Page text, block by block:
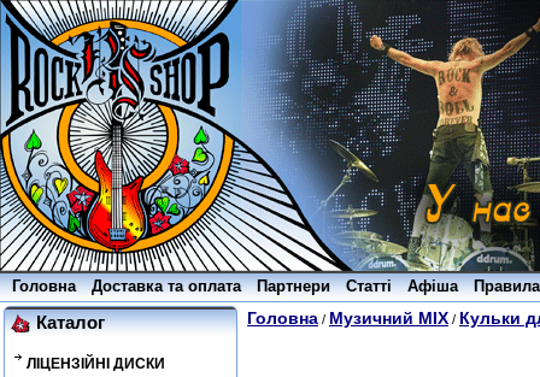
Головна Доставка та оплата Партнери Статті Афіша
Каталог
ЛІЦЕНЗІЙНІ ДИСКИ
Головна / Музичний MIX / Кульки